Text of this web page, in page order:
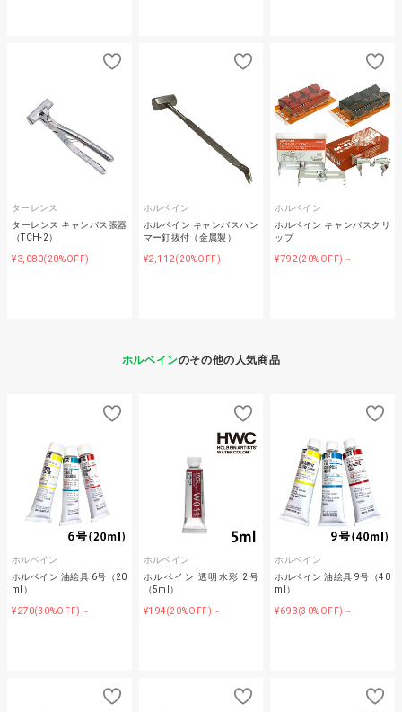
ターレンス
ターレンス キャンバス張器
（TCH-2）
¥3,080(20%OFF)
ホルベイン
ホルベイン キャンバスハン
マー釘抜付（金属製）
¥2,112(20%OFF)
ホルベイン
ホルベイン キャンバスクリ
ップ
¥792(20%OFF)～
ホルベインのその他の人気商品
ホルベイン
ホルベイン 油絵具 6号（20
ml）
¥270(30%OFF)～
ホルベイン
ホルベイン 透明水彩 2号
（5ml）
¥194(20%OFF)～
ホルベイン
ホルベイン 油絵具 9号（40
ml）
¥693(30%OFF)～